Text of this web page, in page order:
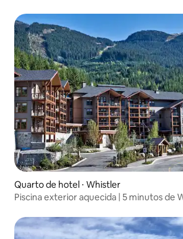
Quarto de hotel ⋅ Whistler
Piscina exterior aquecida | 5 minutos de